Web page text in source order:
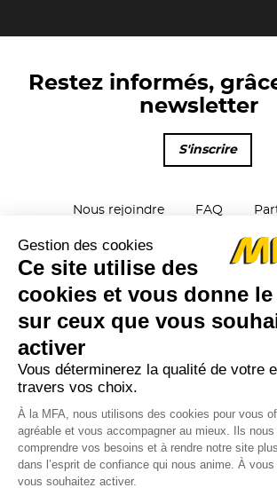
Restez informés,
newsletter
S'inscrire
Nous rejoindre FAQ
Parrainage Plan du
Mentions Légales
Signalements
Réclamations
Cookies